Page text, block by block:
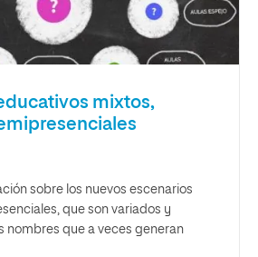
mixtos,
sobre los nuevos escenarios
que son variados y
nombres que a veces generan